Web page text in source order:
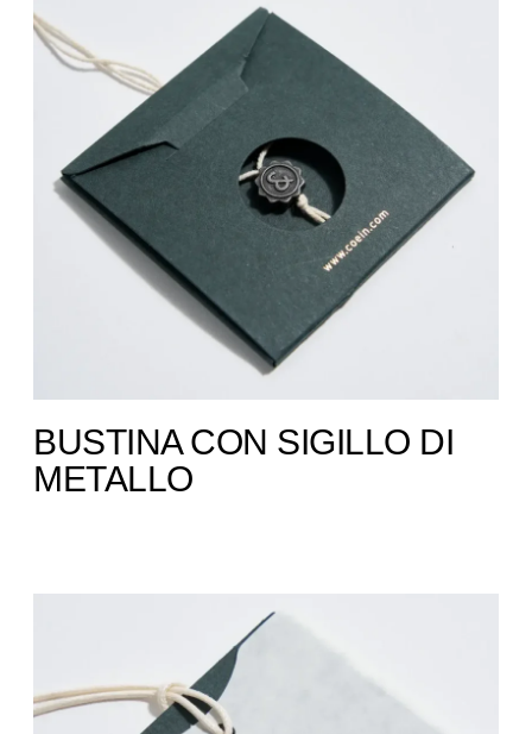
BUSTINA CON SIGILLO DI
METALLO​